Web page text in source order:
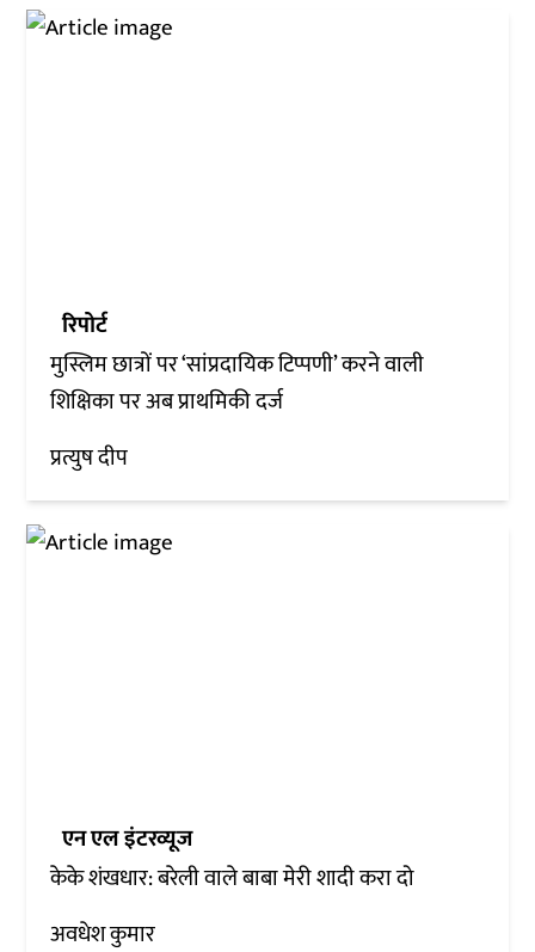
रिपोर्ट
मुस्लिम छात्रों पर ‘सांप्रदायिक टिप्पणी’ करने वाली
शिक्षिका पर अब प्राथमिकी दर्ज
प्रत्युष दीप
एन एल इंटरव्यूज
केके शंखधार: बरेली वाले बाबा मेरी शादी करा दो
अवधेश कुमार